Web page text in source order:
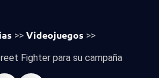
>> Videojuegos >>
Fighter para su campaña